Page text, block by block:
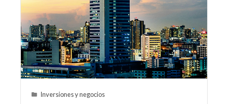
Inversiones y negocios